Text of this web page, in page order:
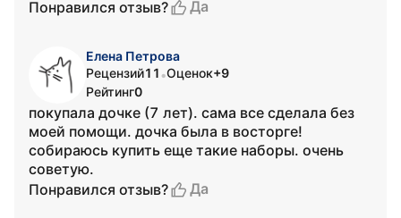
Понравился отзыв? Да
Елена Петрова
Рецензий11 •Оценок+9
Рейтинг0
покупала дочке (7 лет). сама все сделала без
моей помощи. дочка была в восторге!
собираюсь купить еще такие наборы. очень
советую.
Понравился отзыв?
Да